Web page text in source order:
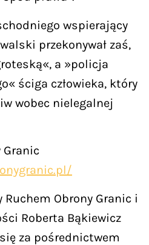
wspierający
przekonywał zaś,
a »policja
ściga człowieka, który
wobec nielegalnej
Granic
Ruchem Obrony Granic i
Roberta Bąkiewicz
za pośrednictwem